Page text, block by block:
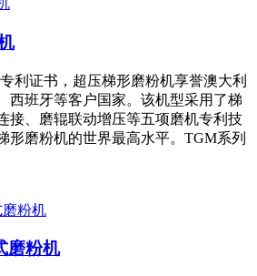
利证书，超压梯形磨粉机享誉澳大利
西班牙等客户国家。该机型采用了梯
接、磨辊联动增压等五项磨机专利技
形磨粉机的世界最高水平。TGM系列
磨粉机